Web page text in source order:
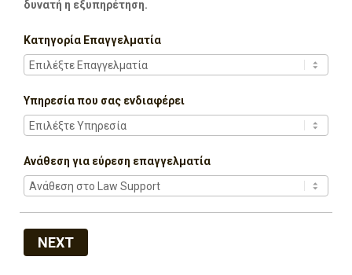
δυνατή η εξυπηρέτηση.
Κατηγορία Επαγγελματία
Υπηρεσία που σας ενδιαφέρει
Ανάθεση για εύρεση επαγγελματία
NEXT